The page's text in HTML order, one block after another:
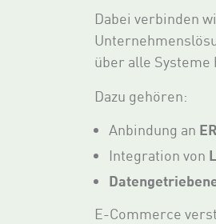
Dabei verbinden
über alle Systeme
Dazu gehören:
Anbindung an
Integration von
E-Commerce